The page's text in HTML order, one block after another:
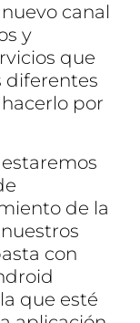
nuevo canal
y
que
diferentes
por
de la
con
que esté